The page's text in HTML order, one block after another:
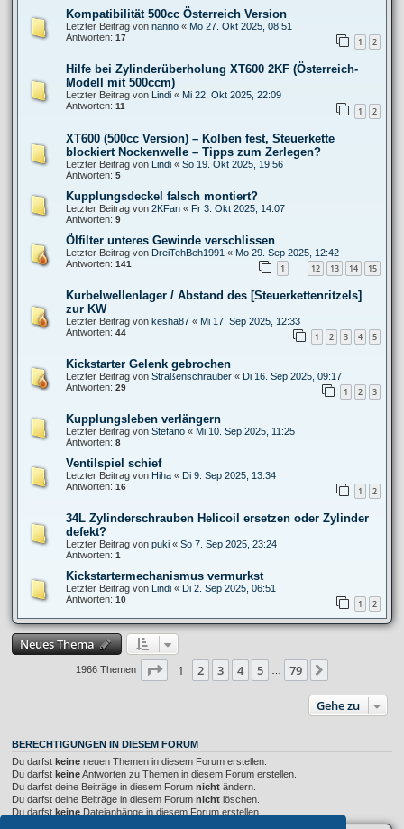
Kompatibilität 500cc Österreich Version
Letzter Beitrag von nanno « Mo 27. Okt 2025, 08:51
Antworten: 17 1 2
Hilfe bei Zylinderüberholung XT600 2KF (Österreich-
Modell mit 500ccm)
Letzter Beitrag von Lindi « Mi 22. Okt 2025, 22:09
Antworten: 11 1 2
XT600 (500cc Version) – Kolben fest, Steuerkette
blockiert Nockenwelle – Tipps zum Zerlegen?
Letzter Beitrag von Lindi « So 19. Okt 2025, 19:56
Antworten: 5
Kupplungsdeckel falsch montiert?
Letzter Beitrag von 2KFan « Fr 3. Okt 2025, 14:07
Antworten: 9
Ölfilter unteres Gewinde verschlissen
Letzter Beitrag von DreiTehBeh1991 « Mo 29. Sep 2025, 12:42
Antworten: 141 1 12 13 14 15
Kurbelwellenlager / Abstand des [Steuerkettenritzels]
zur KW
Letzter Beitrag von kesha87 « Mi 17. Sep 2025, 12:33
Antworten: 44 1 2 3 4 5
Kickstarter Gelenk gebrochen
Letzter Beitrag von Straßenschrauber « Di 16. Sep 2025, 09:17
Antworten: 29 1 2 3
Kupplungsleben verlängern
Letzter Beitrag von Stefano « Mi 10. Sep 2025, 11:25
Antworten: 8
Ventilspiel schief
Letzter Beitrag von Hiha « Di 9. Sep 2025, 13:34
Antworten: 16 1 2
34L Zylinderschrauben Helicoil ersetzen oder Zylinder
defekt?
Letzter Beitrag von puki « So 7. Sep 2025, 23:24
Antworten: 1
Kickstartermechanismus vermurkst
Letzter Beitrag von Lindi « Di 2. Sep 2025, 06:51
Antworten: 10 1 2
Neues Thema
1966 Themen Seite 1von 79
1 2 3 4 5 79
Gehe zu
BERECHTIGUNGEN IN DIESEM FORUM
Du darfst keine neuen Themen in diesem Forum erstellen.
Du darfst keineAntworten zu Themen in diesem Forum erstellen.
Du darfst deine Beiträge in diesem Forum nicht ändern.
Du darfst deine Beiträge in diesem Forum nicht löschen.
Du darfst keine Dateianhänge in diesem Forum erstellen.